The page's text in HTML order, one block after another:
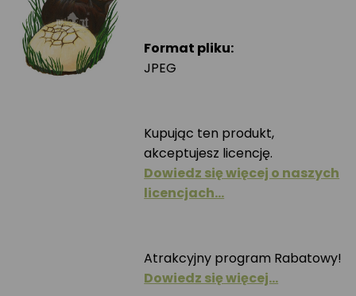
Format pliku:
JPEG
Kupując ten produkt,
akceptujesz licencję.
Dowiedz się więcej o naszych
licencjach…
Atrakcyjny program Rabatowy!
Dowiedz się więcej…